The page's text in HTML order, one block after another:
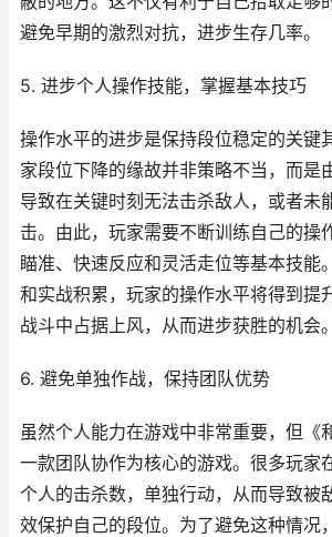
避免早期的激烈对抗，进步生存几率。
5. 进步个人操作技能，掌握基本技巧
操作水平的进步是保持段位稳定的关键
家段位下降的缘故并非策略不当，而是
导致在关键时刻无法击杀敌人，或者未
击。由此，玩家需要不断训练自己的操
瞄准、快速反应和灵活走位等基本技能
和实战积累，玩家的操作水平将得到提
战斗中占据上风，从而进步获胜的机会。
6. 避免单独作战，保持团队优势
虽然个人能力在游戏中非常重要，但《
一款团队协作为核心的游戏。很多玩家
个人的击杀数，单独行动，从而导致被
效保护自己的段位。为了避免这种情况